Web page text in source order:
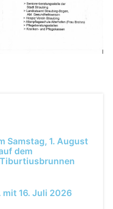
Samstag, 1. August
dem
mit 16. Juli 2026